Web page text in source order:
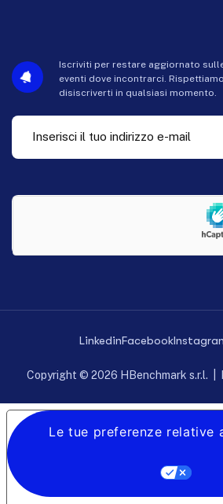
Iscriviti per restare aggiornato
eventi dove incontrarci.
disiscriverti in qualsiasi momento.
LinkedinFacebook
Copyright © 2026 HBenchmark s.r.l. |
Le tue preferenze relative